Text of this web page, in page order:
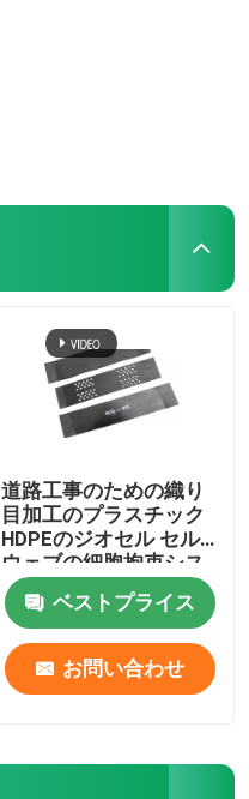
道路工事のための織り
目加工のプラスチック
HDPEのジオセル セル
ウェブの細胞拘束シス
テム
ベストプライス
お問い合わせ